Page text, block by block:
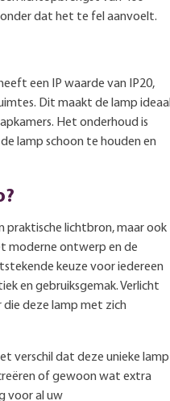
dat het te fel aanvoelt.
een IP waarde van IP20,
Dit maakt de lamp ideaal
Het onderhoud is
lamp schoon te houden en
praktische lichtbron, maar ook
moderne ontwerp en de
keuze voor iedereen
en gebruiksgemak. Verlicht
deze lamp met zich
verschil dat deze unieke lamp
of gewoon wat extra
voor al uw